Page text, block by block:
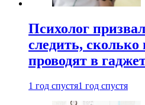
Психолог
следить, сколько
проводят в
1 год спустя1 год спустя